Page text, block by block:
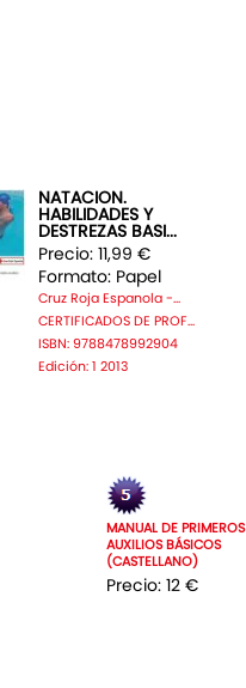
NATACION.
HABILIDADES Y
DESTREZAS BASI...
Precio: 11,99 €
Formato: Papel
Cruz Roja Espanola -...
CERTIFICADOS DE PROF...
ISBN: 9788478992904
Edición: 1 2013
MANUAL DE PRIMEROS
AUXILIOS BÁSICOS
(CASTELLANO)
Precio: 12 €